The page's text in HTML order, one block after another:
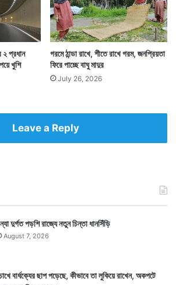
২ প্রধান
খুশি
গরমে ঠান্ডা রাখে, শীতে রাখে গরম, জনপ্রিয়তা
ফিরে পাচ্ছে বাঘু মাদুর
July 26, 2026
Leave a Reply
দুর্গত পড়শি রাজ্যে নতুন চিন্তা ধানসিঁড়ি
August 7, 2026
বার্ধক্যের ছাপ পড়েছে, কীভাবে তা লুকিয়ে রাখেন, অকপটে